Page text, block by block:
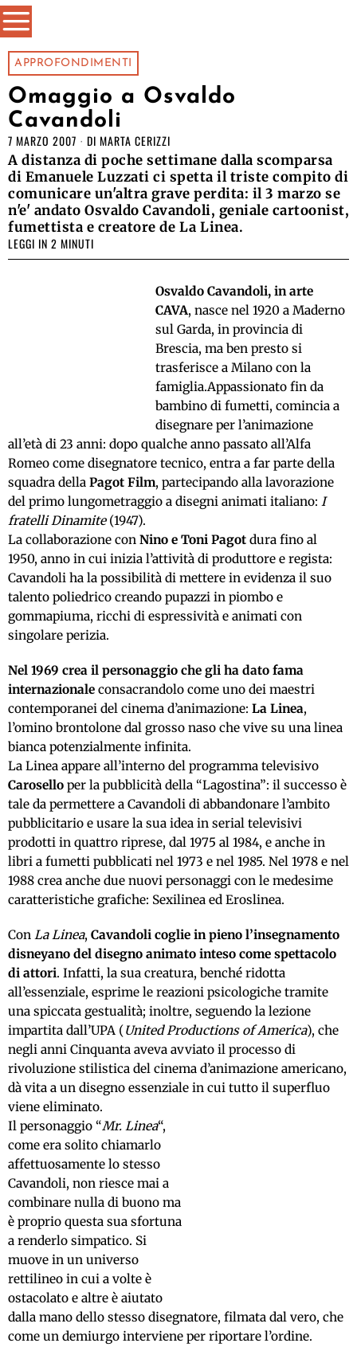
APPROFONDIMENTI
Omaggio a Osvaldo
Cavandoli
7 MARZO 2007 DI MARTA CERIZZI
A distanza di poche settimane dalla scomparsa
di Emanuele Luzzati ci spetta il triste compito di
comunicare un'altra grave perdita: il 3 marzo se
n'e' andato Osvaldo Cavandoli, geniale cartoonist,
fumettista e creatore de La Linea.
LEGGI IN 2 MINUTI
Osvaldo Cavandoli, in arte
CAVA, nasce nel 1920 a Maderno
sul Garda, in provincia di
Brescia, ma ben presto si
trasferisce a Milano con la
famiglia.Appassionato fin da
bambino di fumetti, comincia a
disegnare per l’animazione
all’età di 23 anni: dopo qualche anno passato all’Alfa
Romeo come disegnatore tecnico, entra a far parte della
squadra della Pagot Film, partecipando alla lavorazione
del primo lungometraggio a disegni animati italiano: I
fratelli Dinamite(1947).
La collaborazione con Nino e Toni Pagot dura fino al
1950, anno in cui inizia l’attività di produttore e regista:
Cavandoli ha la possibilità di mettere in evidenza il suo
talento poliedrico creando pupazzi in piombo e
gommapiuma, ricchi di espressività e animati con
singolare perizia.
Nel 1969 crea il personaggio che gli ha dato fama
internazionale consacrandolo come uno dei maestri
contemporanei del cinema d’animazione: La Linea,
l’omino brontolone dal grosso naso che vive su una linea
bianca potenzialmente infinita.
La Linea appare all’interno del programma televisivo
Carosello per la pubblicità della “Lagostina”: il successo è
tale da permettere a Cavandoli di abbandonare l’ambito
pubblicitario e usare la sua idea in serial televisivi
prodotti in quattro riprese, dal 1975 al 1984, e anche in
libri a fumetti pubblicati nel 1973 e nel 1985. Nel 1978 e nel
1988 crea anche due nuovi personaggi con le medesime
caratteristiche grafiche: Sexilinea ed Eroslinea.
Con La Linea, Cavandoli coglie in pieno l’insegnamento
disneyano del disegno animato inteso come spettacolo
di attori. Infatti, la sua creatura, benché ridotta
all’essenziale, esprime le reazioni psicologiche tramite
una spiccata gestualità; inoltre, seguendo la lezione
impartita dall’UPA (United Productions of America), che
negli anni Cinquanta aveva avviato il processo di
rivoluzione stilistica del cinema d’animazione americano,
dà vita a un disegno essenziale in cui tutto il superfluo
viene eliminato.
Il personaggio “Mr. Linea“,
come era solito chiamarlo
affettuosamente lo stesso
Cavandoli, non riesce mai a
combinare nulla di buono ma
è proprio questa sua sfortuna
a renderlo simpatico. Si
muove in un universo
rettilineo in cui a volte è
ostacolato e altre è aiutato
dalla mano dello stesso disegnatore, filmata dal vero, che
come un demiurgo interviene per riportare l’ordine.